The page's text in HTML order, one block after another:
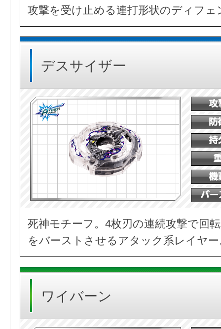
攻撃を受け止める連打形状のディフ
デスサイザー
死神モチーフ。4枚刃の連続攻撃で回
をバーストさせるアタック系レイヤー
ワイバーン